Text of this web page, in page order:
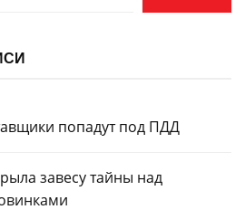
попадут под ПДД
завесу тайны над